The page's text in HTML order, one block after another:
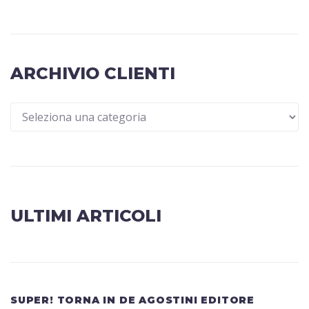
ARCHIVIO CLIENTI
ULTIMI ARTICOLI
SUPER! TORNA IN DE AGOSTINI EDITORE